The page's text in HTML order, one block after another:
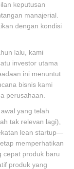
keputusan
manajerial.
dengan kondisi
lalu, kami
investor utama
ini menuntut
bisnis kami
perusahaan.
yang telah
tak relevan lagi),
lean startup—
memperhatikan
cepat produk baru
produk yang